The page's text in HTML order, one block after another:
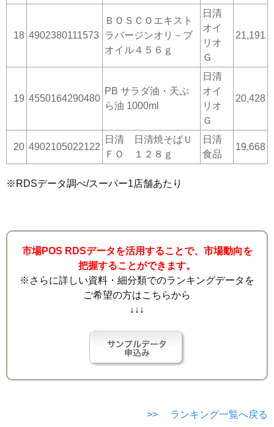
18 4902380111573
ＢＯＳＣＯエキスト
ラバージンオリ－ブ
オイル４５６ｇ
日清
オイ
リオ
Ｇ
21,191
19 4550164290480
PB サラダ油・天ぷ
ら油 1000ml
日清
オイ
リオ
Ｇ
20,428
20 4902105022122
日清 日清焼そばＵ
ＦＯ １２８ｇ
日清
食品
19,668
※RDSデータ調べ/スーパー1店舗あたり
市場POS RDSデータを活用することで、市場動向を
把握することができます。
※さらに詳しい資料・細分類でのランキングデータを
ご希望の方はこちらから
↓↓↓
>> ランキング一覧へ戻る